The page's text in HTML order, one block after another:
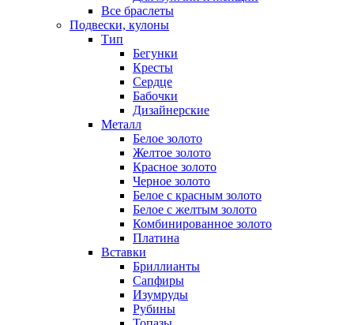
Все браслеты
Подвески, кулоны
Тип
Бегунки
Кресты
Сердце
Бабочки
Дизайнерские
Металл
Белое золото
Желтое золото
Красное золото
Черное золото
Белое с красным золото
Белое с желтым золото
Комбинированное золото
Платина
Вставки
Бриллианты
Сапфиры
Изумруды
Рубины